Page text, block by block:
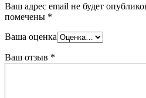
Ваш адрес email не будет
помечены *
Ваша оценка
Ваш отзыв *